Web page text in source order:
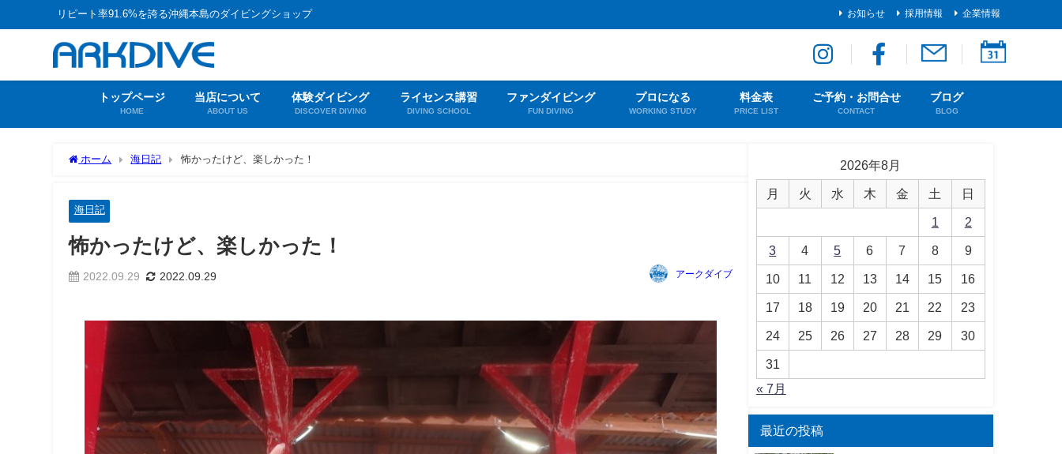
リピート率91.6%を誇る沖縄本島のダイビングショップ お知らせ 採用情報 企業情報
トップページ
HOME
当店について
ABOUT US
体験ダイビング
DISCOVER DIVING
ライセンス講習
DIVING SCHOOL
ファンダイビング
FUN DIVING
プロになる
WORKING STUDY
料金表
PRICE LIST
ご予約・お問合せ
CONTACT
ブログ
BLOG
ホーム 海日記 怖かったけど、楽しかった！
海日記
怖かったけど、楽しかった！
2022.09.29 2022.09.29 アークダイブ
2026年8月
月 火 水 木 金 土 日
1 2
3 4 5 6 7 8 9
10 11 12 13 14 15 16
17 18 19 20 21 22 23
24 25 26 27 28 29 30
31
« 7月
最近の投稿